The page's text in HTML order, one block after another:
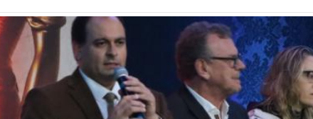
de
Vegetal -
Urcamp Faz Bem
Institucional
Trabalhe
Eleições
FAT 2024